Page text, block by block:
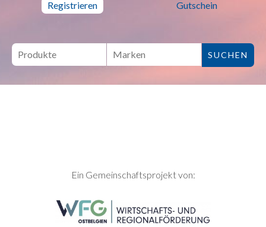
Registrieren Gutschein
SEITENFUSSEin Gemeinschaftsprojekt von: